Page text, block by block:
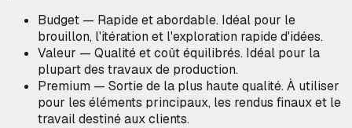
Budget — Rapide et abordable. Idéal pour le
brouillon, l'itération et l'exploration rapide d'idées.
Valeur — Qualité et coût équilibrés. Idéal pour la
plupart des travaux de production.
Premium — Sortie de la plus haute qualité. À utiliser
pour les éléments principaux, les rendus finaux et le
travail destiné aux clients.